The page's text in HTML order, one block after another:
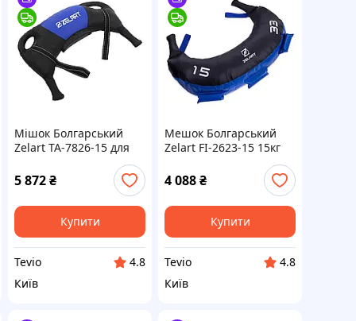
Мішок Болгарський
Zelart TA-7826-15 для
кросфіту 15кг чорний
новий
5 872₴
Купити
Tevio
4.8
Київ
Мешок Болгарський
Zelart FI-2623-15 15кг
кросфіт тренувань
4 088₴
Купити
Tevio
4.8
Київ